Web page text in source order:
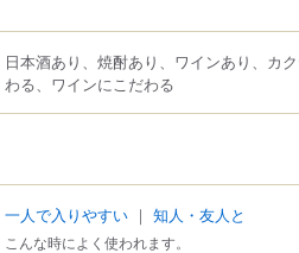
日本酒あり、焼酎あり、ワインあり、カ
わる、ワインにこだわる
一人で入りやすい ｜ 知人・友人と
こんな時によく使われます。